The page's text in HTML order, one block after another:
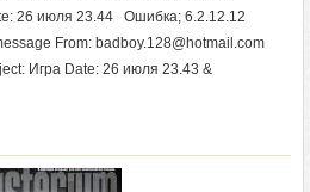
26 июля 23.44 Ошибка; 6.2.12.12
From: badboy.128@hotmail.com
Игра Date: 26 июля 23.43 &